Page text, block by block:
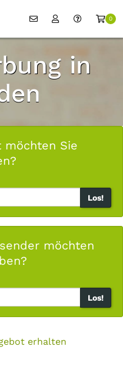
0
in
möchten Sie
Los!
möchten
Los!
erhalten